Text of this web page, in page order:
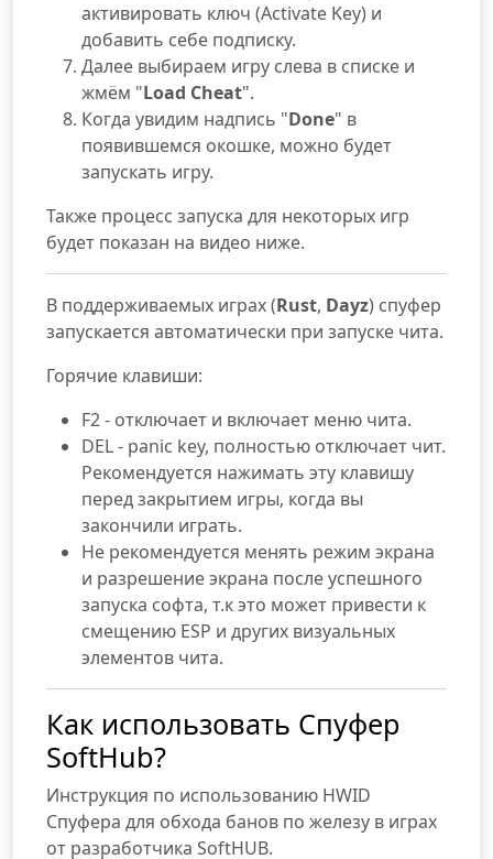
активировать ключ (Activate Key) и
добавить себе подписку.
Далее выбираем игру слева в списке и
жмём "Load Cheat".
Когда увидим надпись "Done" в
появившемся окошке, можно будет
запускать игру.
Также процесс запуска для некоторых игр
будет показан на видео ниже.
В поддерживаемых играх (Rust, Dayz) спуфер
запускается автоматически при запуске чита.
Горячие клавиши:
F2 - отключает и включает меню чита.
DEL - panic key, полностью отключает чит.
Рекомендуется нажимать эту клавишу
перед закрытием игры, когда вы
закончили играть.
Не рекомендуется менять режим экрана
и разрешение экрана после успешного
запуска софта, т.к это может привести к
смещению ESP и других визуальных
элементов чита.
Как использовать Спуфер
SoftHub?
Инструкция по использованию HWID
Спуфера для обхода банов по железу в играх
от разработчика SoftHUB.